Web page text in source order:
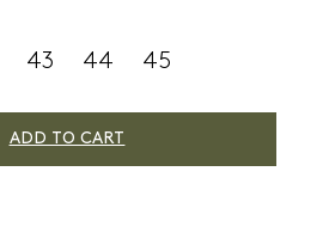
43 44 45
ADD TO CART